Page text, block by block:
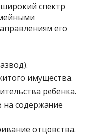
спектр
его
имущества.
ребенка.
на содержание
отцовства.